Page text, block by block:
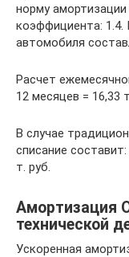
норму
коэффициента: 1.4.
автомобиля
Расчет
12 месяцев = 16,33
В случае
списание
т. руб.
Амортизация
технической
Ускоренная